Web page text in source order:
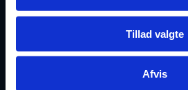
Tillad valgte
Afvis
Kettrupvej 121, Ingstrup
CVR 61971114